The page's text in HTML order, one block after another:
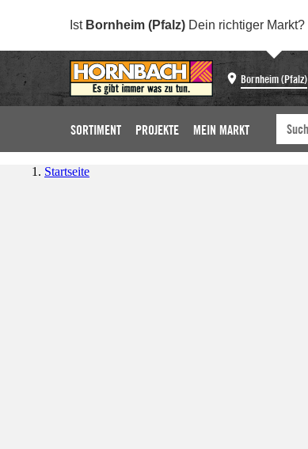
Ist Bornheim (Pfalz) Dein richtiger Markt?
Bornheim (Pfalz)
SORTIMENT PROJEKTE MEIN MARKT
Startseite